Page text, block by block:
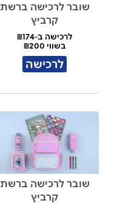
שובר לרכישה ברשת
קרביץ
לרכישה ב-₪174
בשווי ₪200
לרכישה
שובר לרכישה ברשת
קרביץ